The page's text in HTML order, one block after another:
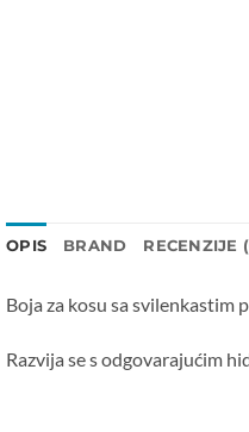
OPIS BRAND RECENZIJE
Boja za kosu sa svilenkastim
Razvija se s odgovarajućim